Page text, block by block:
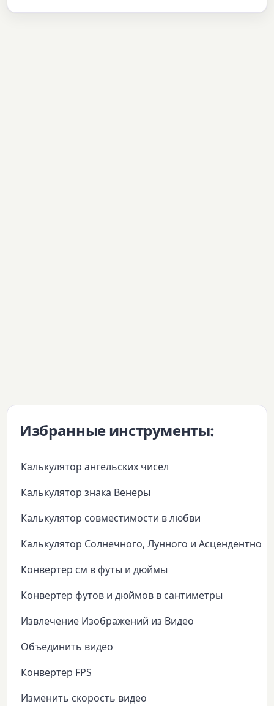
Избранные инструменты:
Калькулятор ангельских чисел
Калькулятор знака Венеры
Калькулятор совместимости в любви
Калькулятор Солнечного, Лунного и Асцендентного
Конвертер см в футы и дюймы
Конвертер футов и дюймов в сантиметры
Извлечение Изображений из Видео
Объединить видео
Конвертер FPS
Изменить скорость видео